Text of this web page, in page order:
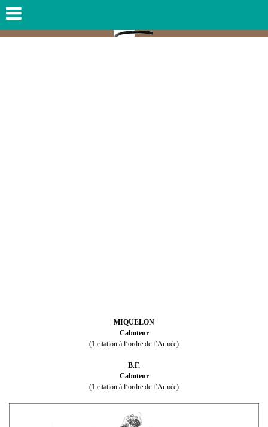
MIQUELON
Caboteur
(1 citation à l’ordre de l’Armée)
B.F.
Caboteur
(1 citation à l’ordre de l’Armée)